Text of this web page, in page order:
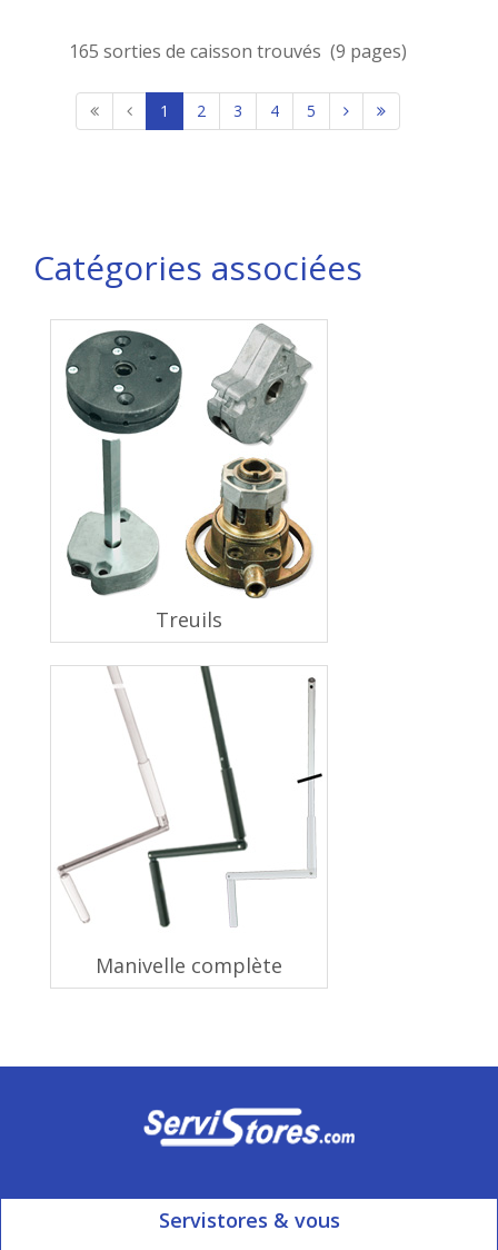
165 sorties de caisson trouvés (9 pages)
1 2 3 4 5
Catégories associées
Treuils
Manivelle complète
Servistores & vous